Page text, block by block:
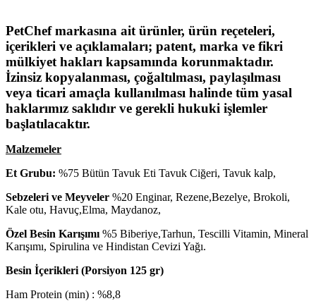
PetChef markasına ait ürünler, ürün reçeteleri,
içerikleri ve açıklamaları; patent, marka ve fikri
mülkiyet hakları kapsamında korunmaktadır.
İzinsiz kopyalanması, çoğaltılması, paylaşılması
veya ticari amaçla kullanılması halinde tüm yasal
haklarımız saklıdır ve gerekli hukuki işlemler
başlatılacaktır.
Malzemeler
Et Grubu: %75 Bütün Tavuk Eti Tavuk Ciğeri, Tavuk kalp,
Sebzeleri ve Meyveler %20 Enginar, Rezene,Bezelye, Brokoli,
Kale otu, Havuç,Elma, Maydanoz,
Özel Besin Karışımı %5 Biberiye,Tarhun, Tescilli Vitamin, Mineral
Karışımı, Spirulina ve Hindistan Cevizi Yağı.
Besin İçerikleri (Porsiyon 125 gr)
Ham Protein (min) : %8,8